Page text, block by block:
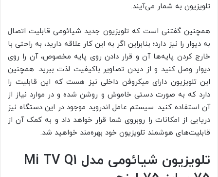
تلویزیون به شمار می‌آیند.
همچنین گفتنی است که تلویزیون جدید شیائومی قابلیت اتصال
به دیوار را نیز دارد؛ بنابراین اگر به این کار علاقه دارید، به راحتی با
خارج کردن پایه‌ها آن و قرار دادن روی پایه مخصوص، آن را روی
دیوار وصل کنید و از دیدن تصاویر باکیفیت لذت ببرید. همچنین
این تلویزیون دارای میکروفن داخلی نیز هست که این قابلیت را
دارد که به صورت دستی خاموش و روشن شده و در موارد نیاز از
آن استفاده کنید. سیستم عامل اندروید موجود در این دستگاه نیز
دریایی از امکانات را روبروی شما قرار خواهد داد و به کمک آن از
قابلیت‌های هوشمند تلویزیون خود بهره‌مند خواهید شد.
تلویزیون شیائومی مدل Mi TV Q1